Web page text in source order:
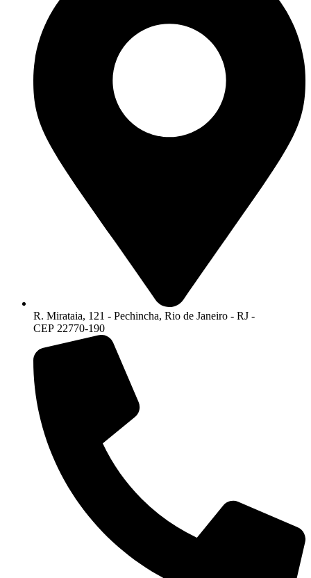
R. Mirataia, 121 - Pechincha, Rio de Janeiro - RJ -
CEP 22770-190